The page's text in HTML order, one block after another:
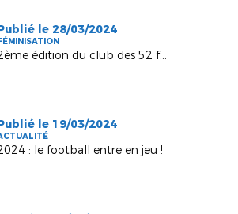
le 28/03/2024
2ème édition du club des 52 femmes - 7 mars 2024
le 19/03/2024
: le football entre en jeu !